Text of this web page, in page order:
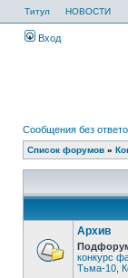
Титул НОВОСТИ
Вход
Сообщения без
Список форумов »
Архив
конкурс
Тьма-10